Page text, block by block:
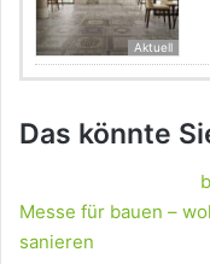
Aktuell
Das könnte
Messe für bauen –
sanieren